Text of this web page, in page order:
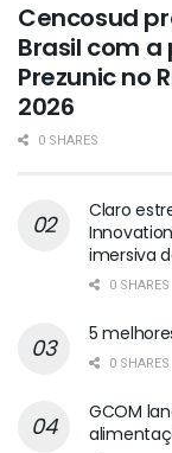
Cencosud
Brasil com
Prezunic no
2026
0 SHARES
Claro
imersiva
0 SHARES
5
0 SHARES
GCOM